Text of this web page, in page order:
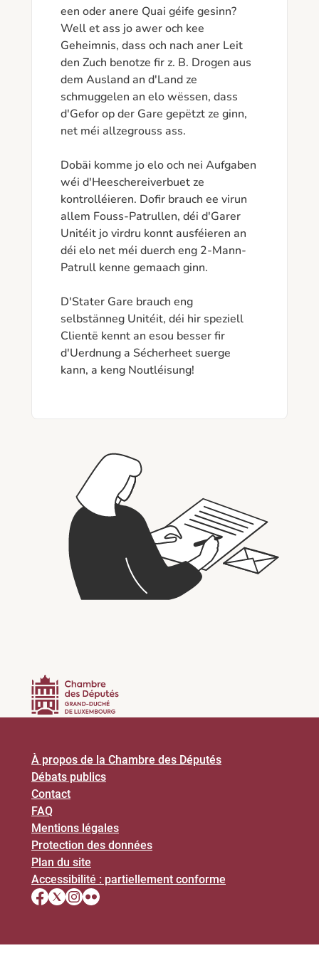
een oder anere Quai géife gesinn?
Well et ass jo awer och kee
Geheimnis, dass och nach aner Leit
den Zuch benotze fir z. B. Drogen aus
dem Ausland an d'Land ze
schmuggelen an elo wëssen, dass
d'Gefor op der Gare gepëtzt ze ginn,
net méi allzegrouss ass.
Dobäi komme jo elo och nei Aufgaben
wéi d'Heeschereiverbuet ze
kontrolléieren. Dofir brauch ee virun
allem Fouss-Patrullen, déi d'Garer
Unitéit jo virdru konnt ausféieren an
déi elo net méi duerch eng 2-Mann-
Patrull kenne gemaach ginn.
D'Stater Gare brauch eng
selbstänneg Unitéit, déi hir speziell
Clientë kennt an esou besser fir
d'Uerdnung a Sécherheet suerge
À propos de la Chambre des Députés
Débats publics
Contact
FAQ
Mentions légales
Protection des données
Plan du site
Accessibilité : partiellement conforme